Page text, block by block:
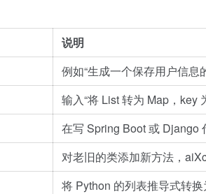
说明
例如“生成一个保存用户信息
输入“将 List 转为 Map，key
在写 Spring Boot 或 Django
对老旧的类添加新方法，
将 Python 的列表推导式转换